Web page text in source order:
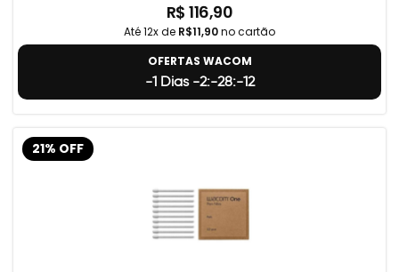
R$ 116,90
Até 12x de R$11,90no cartão
OFERTAS WACOM
-1 Dias -2:-28:-13
21% OFF